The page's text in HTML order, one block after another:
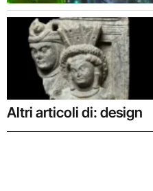
Altri articoli di: design